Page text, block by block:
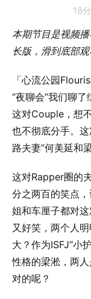
18
本期节目是视频
长版，滑到底部
「心流公园
“夜聊会”我们聊
这对Couple，想
也不彻底分手。
路夫妻”何美延和梁
这对Rapper圈的
分之两百的笑点
姐和车厘子都对
又好笑，两个人
大？作为ISFJ“小
性格的梁淞，两
对的呢？